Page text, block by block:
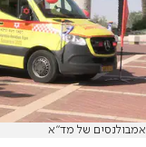
אמבולנסים של מד"א